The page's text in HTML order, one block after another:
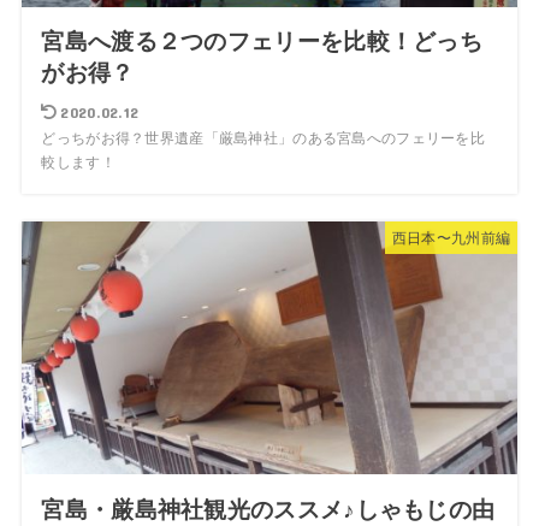
宮島へ渡る２つのフェリーを比較！どっち
がお得？
2020.02.12
どっちがお得？世界遺産「厳島神社」のある宮島へのフェリーを比
較します！
西日本〜九州前編
宮島・厳島神社観光のススメ♪しゃもじの由